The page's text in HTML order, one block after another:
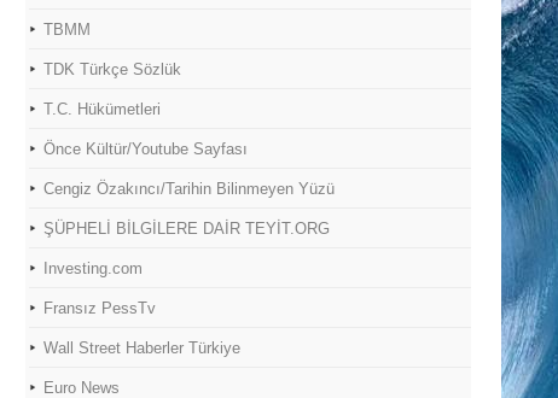
TBMM
TDK Türkçe Sözlük
T.C. Hükümetleri
Önce Kültür/Youtube Sayfası
Cengiz Özakıncı/Tarihin Bilinmeyen Yüzü
ŞÜPHELİ BİLGİLERE DAİR TEYİT.ORG
Investing.com
Fransız PessTv
Wall Street Haberler Türkiye
Euro News